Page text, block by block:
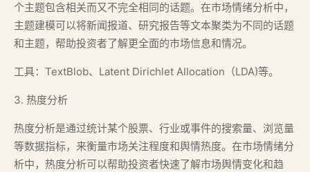
个主题包含相关而又不完全相同的话题。在市场情绪分析中，
主题建模可以将新闻报道、研究报告等文本聚类为不同的话题
和主题，帮助投资者了解更全面的市场信息和情况。
工具：TextBlob、Latent Dirichlet Allocation（LDA)等。
3. 热度分析
热度分析是通过统计某个股票、行业或事件的搜索量、浏览量
等数据指标，来衡量市场关注程度和舆情热度。在市场情绪分
析中，热度分析可以帮助投资者快速了解市场舆情变化和趋